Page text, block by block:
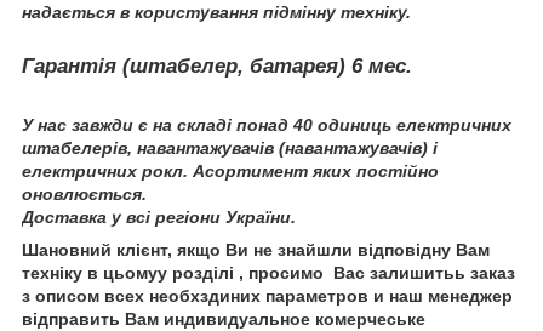
надається в користування підмінну техніку.
Гарантія (штабелер, батарея) 6 мeс.
У нас завжди є на складі понад 40 одиниць електричних
штабелерів, навантажувачів (навантажувачів) і
електричних рокл. Асортимент яких постійно
оновлюється.
Доставка у всі регіони України.
Шановний клієнт, якщо Ви не знайшли відповідну Вам
техніку в цьомуу розділі , просимо Вас залишитьь заказ
з описом всех необхздиних параметров и наш менеджер
відправить Вам индивидуальное комерчеське